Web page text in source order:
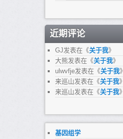
近期评论
GJ发表在《关于我》
大熊发表在《关于我》
ulwvfje发表在《关于我》
来巡山发表在《关于我》
来巡山发表在《关于我》
基因组学